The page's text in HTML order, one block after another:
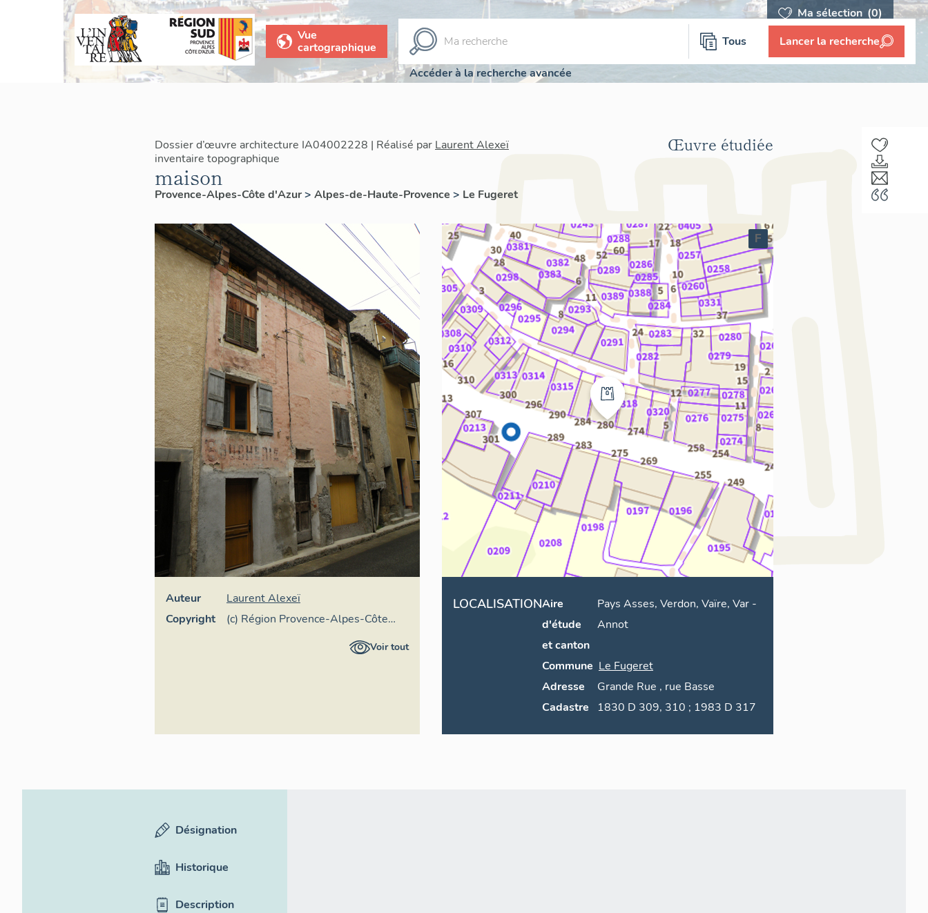
Ma sélection (0)
Vue
cartographique
Tous Lancer la recherche
Accéder à la recherche avancée
Dossier d’œuvre architecture IA04002228 | Réalisé par Laurent Alexeï
inventaire topographique
maison
Provence-Alpes-Côte d'Azur> Alpes-de-Haute-Provence > Le Fugeret
Œuvre étudiée
Auteur
Laurent Alexeï
Copyright
(c) Région Provence-Alpes-Côte
d'Azur - Inventaire général
Voir tout
F
LOCALISATIONAire
d'étude
et canton
Pays Asses, Verdon, Vaïre, Var-
Annot
Commune Le Fugeret
Adresse
Grande Rue , rue Basse
Cadastre
1830 D 309, 310 ; 1983 D 317
Désignation
Historique
Description